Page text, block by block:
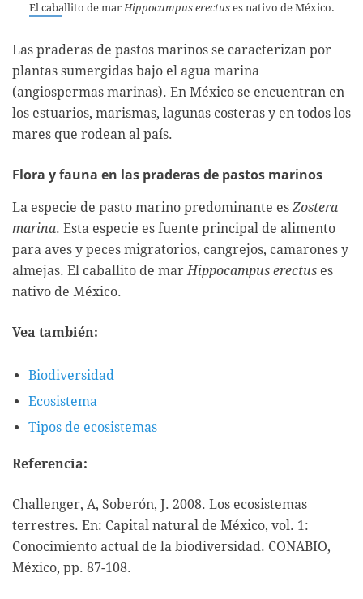
El caballito de mar Hippocampus erectuses nativo de México.
Las praderas de pastos marinos se caracterizan por
plantas sumergidas bajo el agua marina
(angiospermas marinas). En México se encuentran en
los estuarios, marismas, lagunas costeras y en todos los
mares que rodean al país.
Flora y fauna en las praderas de pastos marinos
La especie de pasto marino predominante es Zostera
marina. Esta especie es fuente principal de alimento
para aves y peces migratorios, cangrejos, camarones y
almejas. El caballito de mar Hippocampus erectus es
nativo de México.
Vea también:
Biodiversidad
Ecosistema
Tipos de ecosistemas
Referencia:
Challenger, A, Soberón, J. 2008. Los ecosistemas
terrestres. En: Capital natural de México, vol. 1:
Conocimiento actual de la biodiversidad. CONABIO,
México, pp. 87-108.